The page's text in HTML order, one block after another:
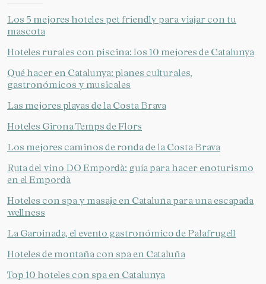
Los 5 mejores hoteles pet friendly para viajar con tu
mascota
Hoteles rurales con piscina: los 10 mejores de Catalunya
Qué hacer en Catalunya: planes culturales,
gastronómicos y musicales
Las mejores playas de la Costa Brava
Hoteles Girona Temps de Flors
Los mejores caminos de ronda de la Costa Brava
Ruta del vino DO Empordà: guía para hacer enoturismo
en el Empordà
Hoteles con spa y masaje en Cataluña para una escapada
wellness
La Garoinada, el evento gastronómico de Palafrugell
Hoteles de montaña con spa en Cataluña
Top 10 hoteles con spa en Catalunya